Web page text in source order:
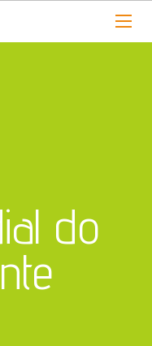
do